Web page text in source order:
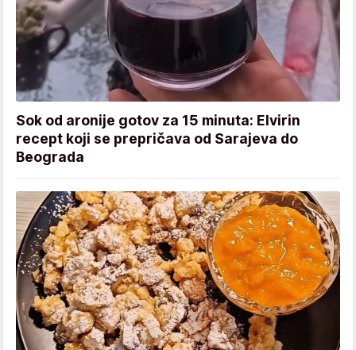
Sok od aronije gotov za 15 minuta: Elvirin
recept koji se prepričava od Sarajeva do
Beograda